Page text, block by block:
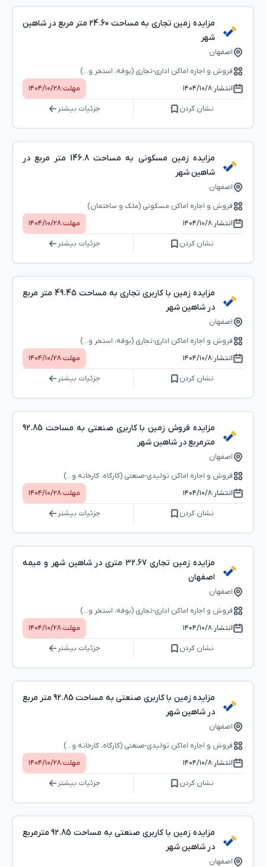
مزایده زمین تجاری به مساحت 24.60 متر مربع در شاهین
شهر
اصفهان
فروش و اجاره اماکن اداری-تجاری (بوفه، استخر و...)
انتشار:۱۴۰۴/۱۰/۸ مهلت:۱۴۰۴/۱۰/۲۸
نشان کردن جزئیات بیشتر
مزایده زمین مسکونی به مساحت 146.8 متر مربع در
شاهین شهر
اصفهان
فروش و اجاره اماکن مسکونی (ملک و ساختمان)
انتشار:۱۴۰۴/۱۰/۸ مهلت:۱۴۰۴/۱۰/۲۸
نشان کردن جزئیات بیشتر
مزایده زمین با کاربری تجاری به مساحت 49.45 متر مربع
در شاهین شهر
اصفهان
فروش و اجاره اماکن اداری-تجاری (بوفه، استخر و...)
انتشار:۱۴۰۴/۱۰/۸ مهلت:۱۴۰۴/۱۰/۲۸
نشان کردن جزئیات بیشتر
مزایده فروش زمین با کاربری صنعتی به مساحت 92.85
مترمربع در شاهین شهر
اصفهان
فروش و اجاره اماکن تولیدی-صنعتی (کارگاه، کارخانه و...)
انتشار:۱۴۰۴/۱۰/۸ مهلت:۱۴۰۴/۱۰/۲۸
نشان کردن جزئیات بیشتر
مزایده زمین تجاری 32.67 متری در شاهین شهر و میمه
اصفهان
اصفهان
فروش و اجاره اماکن اداری-تجاری (بوفه، استخر و...)
انتشار:۱۴۰۴/۱۰/۸ مهلت:۱۴۰۴/۱۰/۲۸
نشان کردن جزئیات بیشتر
مزایده زمین با کاربری صنعتی به مساحت 92.85 متر مربع
در شاهین شهر
اصفهان
فروش و اجاره اماکن تولیدی-صنعتی (کارگاه، کارخانه و...)
انتشار:۱۴۰۴/۱۰/۸ مهلت:۱۴۰۴/۱۰/۲۸
نشان کردن جزئیات بیشتر
مزایده زمین با کاربری صنعتی به مساحت 92.85 مترمربع
در شاهین شهر
اصفهان